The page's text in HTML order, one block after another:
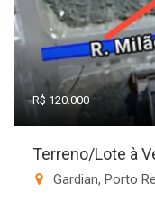
R$ 120.000
Terreno/Lote à
Gardian, Porto